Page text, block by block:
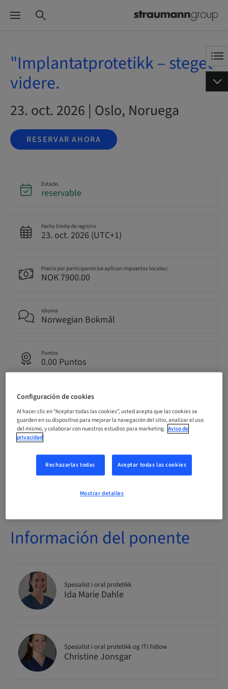
"Implantatprotetikk – steget
videre.
23. oct. 2026 | Oslo, Noruega
RESERVAR AHORA
Estado
reservable
Fecha límite de registro
23. oct. 2026 (UTC+1)
Precio por participante (se aplican impuestos locales)
NOK 7900.00
Idioma
Norwegian Bokmål
Puntos
0.00 Puntos
Método de entrega
Público
nacional
4/30 disponible
Información del ponente
Spesialist i oral protetikk
Ida Marie Dahle
Spesialist i oral protetikk og ITI Fellow
Christine Jonsgar
Configuración de cookies
Al hacer clic en “Aceptar todas las cookies”, usted acepta que las cookies se
guarden en su dispositivo para mejorar la navegación del sitio, analizar el uso
del mismo, y colaborar con nuestros estudios para marketing. Aviso de
privacidad
Rechazarlas todas Aceptar todas las cookies
Mostrar detalles